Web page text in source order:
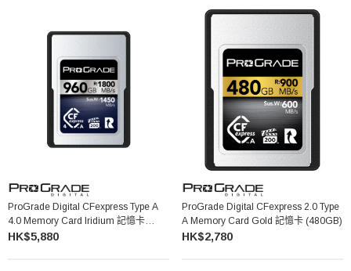
ProGrade Digital CFexpress Type A
4.0 Memory Card Iridium 記憶卡
(960GB)
HK$5,880
ProGrade Digital CFexpress 2.0 Type
A Memory Card Gold 記憶卡 (480GB)
HK$2,780